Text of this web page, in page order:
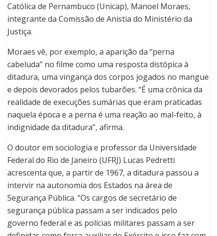
Católica de Pernambuco (Unicap), Manoel Moraes,
integrante da Comissão de Anistia do Ministério da
Justiça.
Moraes vê, por exemplo, a aparição da “perna
cabeluda” no filme como uma resposta distópica à
ditadura, uma vingança dos corpos jogados no mangue
e depois devorados pelos tubarões. “É uma crônica da
realidade de execuções sumárias que eram praticadas
naquela época e a perna é uma reação ao mal-feito, à
indignidade da ditadura”, afirma.
O doutor em sociologia e professor da Universidade
Federal do Rio de Janeiro (UFRJ) Lucas Pedretti
acrescenta que, a partir de 1967, a ditadura passou a
intervir na autonomia dos Estados na área de
Segurança Pública. “Os cargos de secretário de
segurança pública passam a ser indicados pelo
governo federal e as polícias militares passam a ser